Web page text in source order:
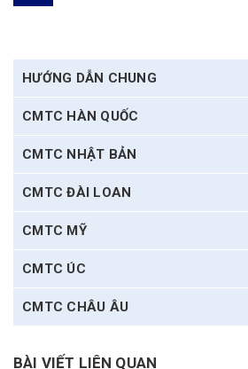
HƯỚNG DẪN CHUNG
CMTC HÀN QUỐC
CMTC NHẬT BẢN
CMTC ĐÀI LOAN
CMTC MỸ
CMTC ÚC
CMTC CHÂU ÂU
BÀI VIẾT LIÊN QUAN